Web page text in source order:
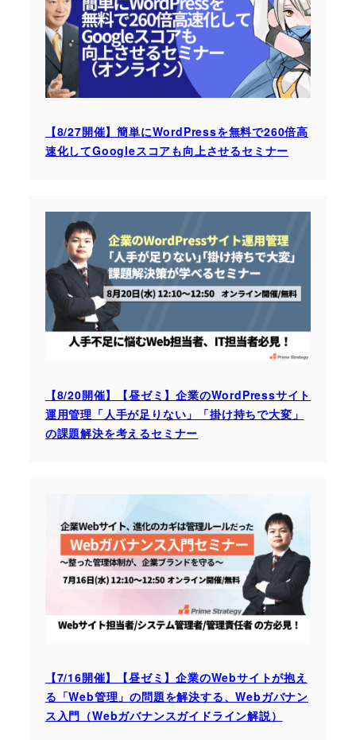
【8/27開催】簡単にWordPressを無料で260倍高
速化してGoogleスコアも向上させるセミナー
【8/20開催】【昼ゼミ】企業のWordPressサイト
運用管理「人手が足りない」「掛け持ちで大変」
の課題解決を考えるセミナー
【7/16開催】【昼ゼミ】企業のWebサイトが抱え
る「Web管理」の問題を解決する、Webガバナン
ス入門（Webガバナンスガイドライン解説）